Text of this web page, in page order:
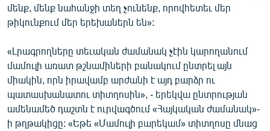
ՏՏ ԵՒ ԻՆՏԵՐՆԵՏ
ԿՈՐՈՆԱՎԻՐՈՒՍ
ԱՐԽԻՎ
ՏԵՍԱՆՅՈՒԹԵՐ
ԲԱՆԱՎԵՃ
ՁԳՏԵԼՈՎ ԼԱՎԱԳՈՒՅՆԻՆ
մենք, մենք նահանջի տեղ չունենք, որովհետեւ մեր
թիկունքում մեր երեխաներն են»:
«Լրագրողները տեւական ժամանակ չէին կարողանում
մամուլի առատ թշնամիների բանակում ընտրել այն
միակին, որն իրավամբ արժանի է այդ բարձր ու
պատասխանատու տիտղոսին», - երեկվա ընտրության
ամենամեծ դաշտն է ուրվագծում «Հայկական ժամանակ»-
ի թղթակիցը: «Եթե «Մամուլի բարեկամ» տիտղոսը մնաց